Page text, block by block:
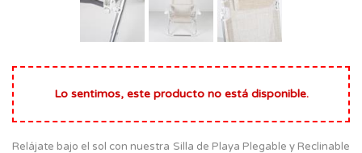
Lo sentimos, este producto no está disponible.
Relájate bajo el sol con nuestra Silla de Playa Plegable y Reclinable